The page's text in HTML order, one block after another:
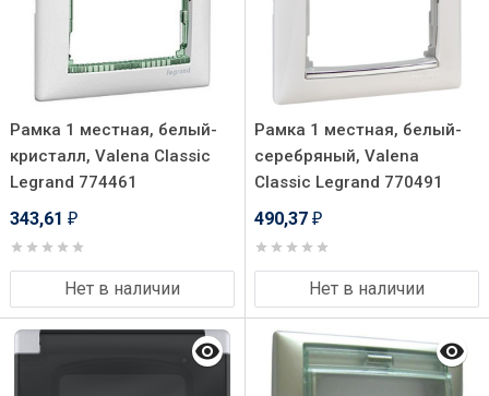
Рамка 1 местная, белый-
кристалл, Valena Classic
Legrand 774461
343,61 ₽
Нет в наличии
Рамка 1 местная, белый-
серебряный, Valena
Classic Legrand 770491
490,37 ₽
Нет в наличии